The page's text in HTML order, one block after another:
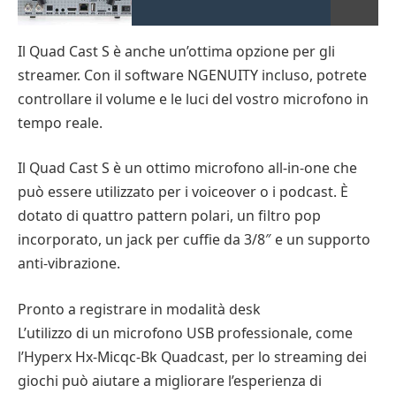
Il Quad Cast S è anche un’ottima opzione per gli
streamer. Con il software NGENUITY incluso, potrete
controllare il volume e le luci del vostro microfono in
tempo reale.
Il Quad Cast S è un ottimo microfono all-in-one che
può essere utilizzato per i voiceover o i podcast. È
dotato di quattro pattern polari, un filtro pop
incorporato, un jack per cuffie da 3/8″ e un supporto
anti-vibrazione.
Pronto a registrare in modalità desk
L’utilizzo di un microfono USB professionale, come
l’Hyperx Hx-Micqc-Bk Quadcast, per lo streaming dei
giochi può aiutare a migliorare l’esperienza di